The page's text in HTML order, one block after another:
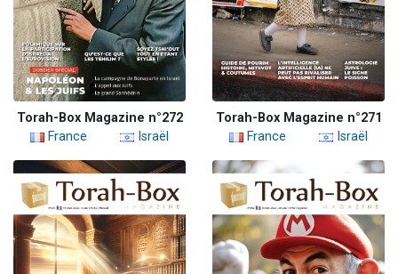
Torah-Box Magazine n°272
France
Israël
Torah-Box Magazine n°271
France
Israël